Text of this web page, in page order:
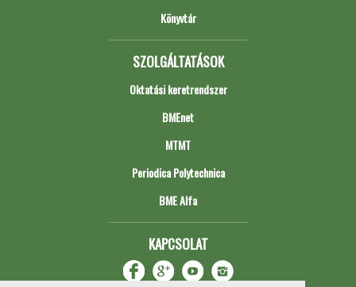
Könyvtár
SZOLGÁLTATÁSOK
Oktatási keretrendszer
BMEnet
MTMT
Periodica Polytechnica
BME Alfa
KAPCSOLAT